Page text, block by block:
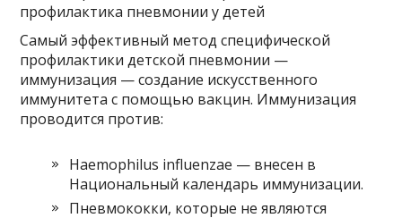
Самый эффективный метод специфической
профилактики детской пневмонии —
иммунизация — создание искусственного
иммунитета с помощью вакцин. Иммунизация
проводится против:
Haemophilus influenzae — внесен в
Национальный календарь иммунизации.
Пневмококки, которые не являются